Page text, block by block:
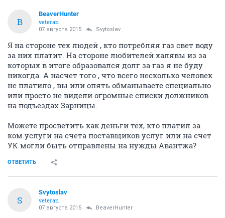
B
BeaverHunter
veteran
07 августа 2015 Svytoslav
Я на стороне тех людей , кто потребляя газ свет воду
за них платит. На стороне любителей халявы из за
которых в итоге образовался долг за газ я не буду
никогда. А насчет того , что всего несколько человек
не платило , вы или опять обманываете специально
или просто не видели огромные списки должников
на подъездах Зарницы.
Можете просветить как деньги тех, кто платил за
ком.услуги на счета поставщиков услуг или на счет
УК могли быть отправлены на нужды Авантжа?
ОТВЕТИТЬ
S
Svytoslav
veteran
07 августа 2015 BeaverHunter